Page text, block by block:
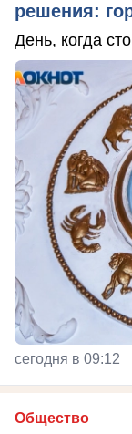
решения:
День, когда
сегодня в 09:12
Общество